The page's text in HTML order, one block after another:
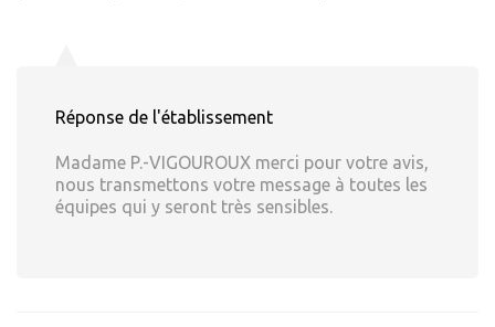
Réponse de l'établissement
Madame P.-VIGOUROUX merci pour votre avis,
nous transmettons votre message à toutes les
équipes qui y seront très sensibles.